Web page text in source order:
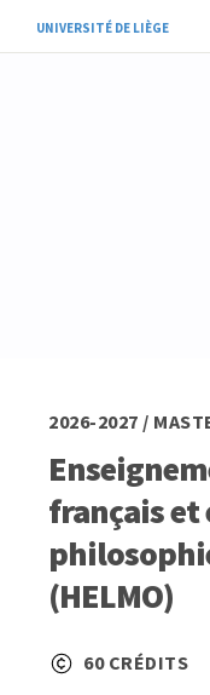
UNIVERSITÉ DE LIÈGE
2026-2027 /
français et
(HELMO)
60 CRÉDITS